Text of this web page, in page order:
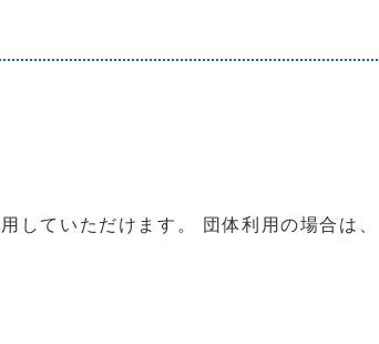
していただけます。 団体利用の場合は、